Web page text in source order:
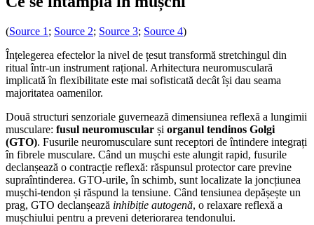
(Source 1 ; Source 2; Source 3; Source 4)
Înțelegerea efectelor la nivel de țesut transformă stretchingul din
ritual într-un instrument rațional. Arhitectura neuromusculară
implicată în flexibilitate este mai sofisticată decât își dau seama
majoritatea oamenilor.
Două structuri senzoriale guvernează dimensiunea reflexă a lungimii
musculare: fusul neuromuscular și organul tendinos Golgi
(GTO). Fusurile neuromusculare sunt receptori de întindere integrați
în fibrele musculare. Când un mușchi este alungit rapid, fusurile
declanșează o contracție reflexă: răspunsul protector care previne
supraîntinderea. GTO-urile, în schimb, sunt localizate la joncțiunea
mușchi-tendon și răspund la tensiune. Când tensiunea depășește un
prag, GTO declanșează inhibiție autogenă, o relaxare reflexă a
mușchiului pentru a preveni deteriorarea tendonului.